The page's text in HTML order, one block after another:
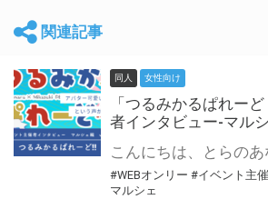
関連記事
同人 女性向け
「つるみかるぱれーど
者インタビュー-マル
#WEBオンリー #イベント主
マルシェ